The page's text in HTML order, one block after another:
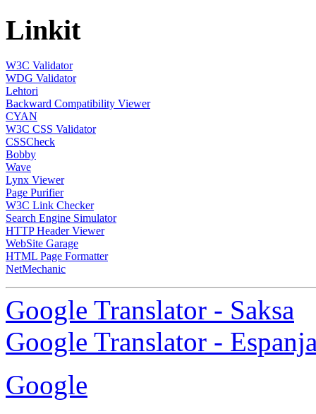
Linkit
W3C Validator
WDG Validator
Lehtori
Backward Compatibility Viewer
CYAN
W3C CSS Validator
CSSCheck
Bobby
Wave
Lynx Viewer
Page Purifier
W3C Link Checker
Search Engine Simulator
HTTP Header Viewer
WebSite Garage
HTML Page Formatter
NetMechanic
Google Translator - Saksa
Google Translator -
Google